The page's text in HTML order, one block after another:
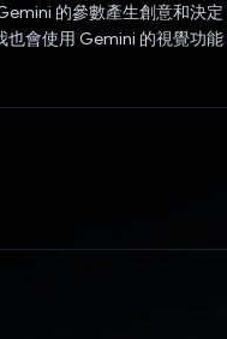
的參數產生創意和決定
也會使用 Gemini 的視覺功能